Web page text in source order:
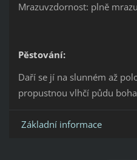
Mrazuvzdornost: plně
Pěstování:
Daří se jí na slunném až
propustnou vlhčí půdu
Základní informace